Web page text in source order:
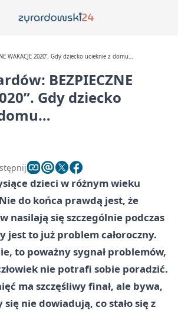
WAKACJE 2020”. Gdy dziecko ucieknie z domu…
BEZPIECZNE
Gdy dziecko
dzieci w różnym wieku
do końca prawdą jest, że
nasilają się szczególnie podczas
jest to już problem całoroczny.
to poważny sygnał problemów,
nie potrafi sobie poradzić.
ma szczęśliwy finał, ale bywa,
nie dowiadują, co stało się z